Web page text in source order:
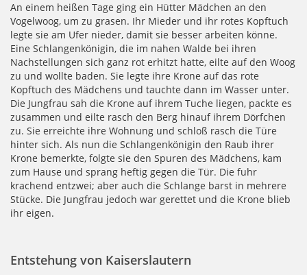
An einem heißen Tage ging ein Hütter Mädchen an den
Vogelwoog, um zu grasen. Ihr Mieder und ihr rotes Kopftuch
legte sie am Ufer nieder, damit sie besser arbeiten könne.
Eine Schlangenkönigin, die im nahen Walde bei ihren
Nachstellungen sich ganz rot erhitzt hatte, eilte auf den Woog
zu und wollte baden. Sie legte ihre Krone auf das rote
Kopftuch des Mädchens und tauchte dann im Wasser unter.
Die Jungfrau sah die Krone auf ihrem Tuche liegen, packte es
zusammen und eilte rasch den Berg hinauf ihrem Dörfchen
zu. Sie erreichte ihre Wohnung und schloß rasch die Türe
hinter sich. Als nun die Schlangenkönigin den Raub ihrer
Krone bemerkte, folgte sie den Spuren des Mädchens, kam
zum Hause und sprang heftig gegen die Tür. Die fuhr
krachend entzwei; aber auch die Schlange barst in mehrere
Stücke. Die Jungfrau jedoch war gerettet und die Krone blieb
ihr eigen.
Entstehung von Kaiserslautern